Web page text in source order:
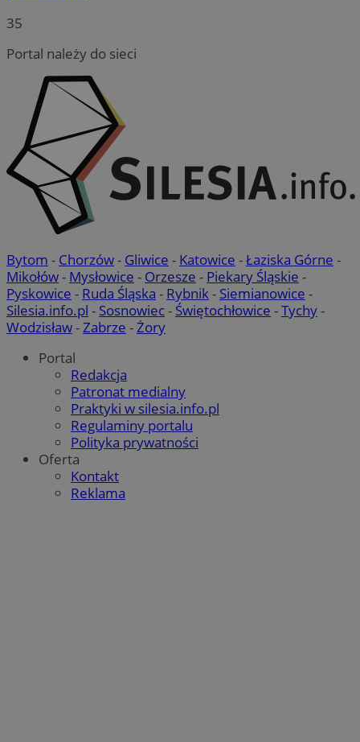
35
Portal należy do sieci
Bytom - Chorzów- Gliwice - Katowice -Łaziska Górne -
Mikołów- Mysłowice - Orzesze - Piekary Śląskie -
Pyskowice - Ruda Śląska - Rybnik- Siemianowice -
Silesia.info.pl - Sosnowiec- Świętochłowice -Tychy-
Wodzisław-Zabrze -Żory
Portal
Redakcja
Patronat medialny
Praktyki w silesia.info.pl
Regulaminy portalu
Polityka prywatności
Oferta
Kontakt
Reklama